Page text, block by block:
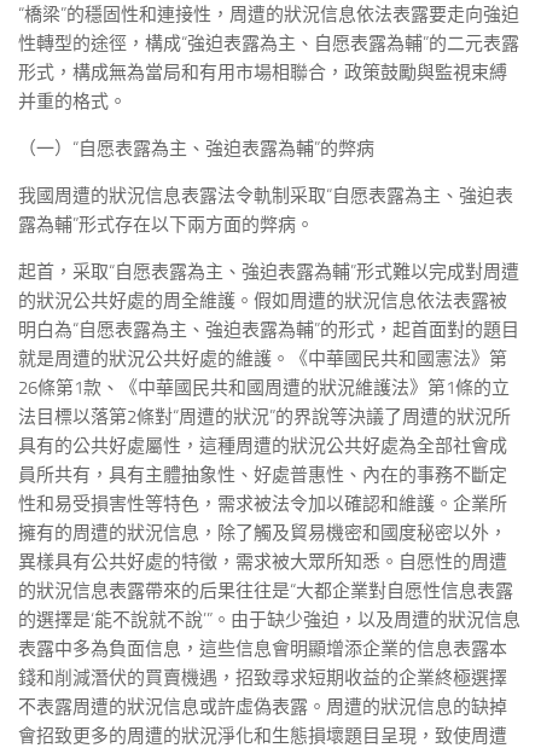
“橋梁”的穩固性和連接性，周遭的狀況信息依法表露要走向強迫
性轉型的途徑，構成“強迫表露為主、自愿表露為輔”的二元表露
形式，構成無為當局和有用市場相聯合，政策鼓勵與監視束縛
并重的格式。
（一）“自愿表露為主、強迫表露為輔”的弊病
我國周遭的狀況信息表露法令軌制采取“自愿表露為主、強迫表
露為輔”形式存在以下兩方面的弊病。
起首，采取“自愿表露為主、強迫表露為輔”形式難以完成對周遭
的狀況公共好處的周全維護。假如周遭的狀況信息依法表露被
明白為“自愿表露為主、強迫表露為輔”的形式，起首面對的題目
就是周遭的狀況公共好處的維護。《中華國民共和國憲法》第
26條第1款、《中華國民共和國周遭的狀況維護法》第1條的立
法目標以落第2條對“周遭的狀況”的界說等決議了周遭的狀況所
具有的公共好處屬性，這種周遭的狀況公共好處為全部社會成
員所共有，具有主體抽象性、好處普惠性、內在的事務不斷定
性和易受損害性等特色，需求被法令加以確認和維護。企業所
擁有的周遭的狀況信息，除了觸及貿易機密和國度秘密以外，
異樣具有公共好處的特徵，需求被大眾所知悉。自愿性的周遭
的狀況信息表露帶來的后果往往是“大都企業對自愿性信息表露
的選擇是‘能不說就不說’”。由于缺少強迫，以及周遭的狀況信息
表露中多為負面信息，這些信息會明顯增添企業的信息表露本
錢和削減潛伏的買賣機遇，招致尋求短期收益的企業終極選擇
不表露周遭的狀況信息或許虛偽表露。周遭的狀況信息的缺掉
會招致更多的周遭的狀況淨化和生態損壞題目呈現，致使周遭